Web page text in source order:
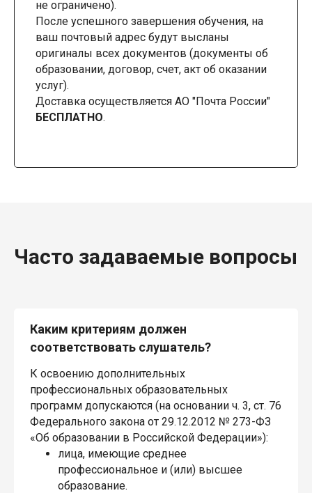
не ограничено).
После успешного завершения обучения, на
ваш почтовый адрес будут высланы
оригиналы всех документов (документы об
образовании, договор, счет, акт об оказании
услуг).
Доставка осуществляется АО "Почта России"
БЕСПЛАТНО.
Часто задаваемые вопросы
Каким критериям должен
соответствовать слушатель?
К освоению дополнительных
профессиональных образовательных
программ допускаются (на основании ч. 3, ст. 76
Федерального закона от 29.12.2012 № 273-ФЗ
«Об образовании в Российской Федерации»):
лица, имеющие среднее
профессиональное и (или) высшее
образование.